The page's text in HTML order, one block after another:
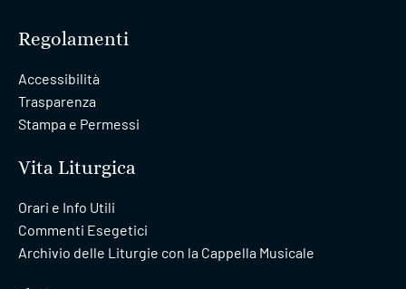
Regolamenti
Accessibilità
Trasparenza
Stampa e Permessi
Vita Liturgica
Orari e Info Utili
Commenti Esegetici
Archivio delle Liturgie con la Cappella Musicale